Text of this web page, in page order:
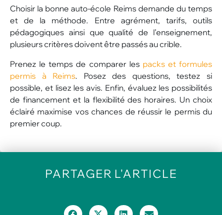
Choisir la bonne auto-école Reims demande du temps
et de la méthode. Entre agrément, tarifs, outils
pédagogiques ainsi que qualité de l’enseignement,
plusieurs critères doivent être passés au crible.
Prenez le temps de comparer les packs et formules
permis à Reims. Posez des questions, testez si
possible, et lisez les avis. Enfin, évaluez les possibilités
de financement et la flexibilité des horaires. Un choix
éclairé maximise vos chances de réussir le permis du
premier coup.
PARTAGER L'ARTICLE